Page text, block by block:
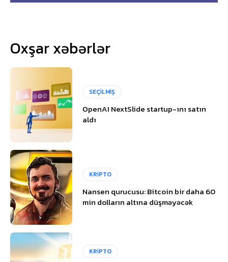
Oxşar xəbərlər
SEÇİLMİŞ
OpenAI NextSlide startup-ını satın
aldı
KRİPTO
Nansen qurucusu: Bitcoin bir daha 60
min dolların altına düşməyəcək
KRİPTO